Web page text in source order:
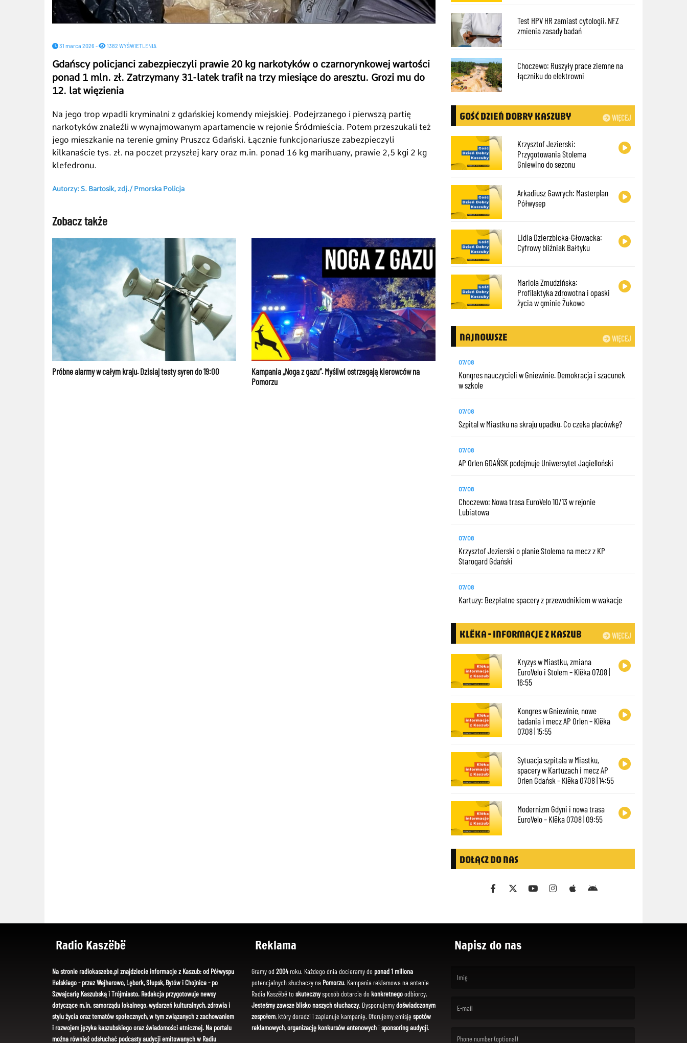
31 marca 2026 - 1382 WYŚWIETLENIA
Gdańscy policjanci zabezpieczyli prawie 20 kg narkotyków o czarnorynkowej wartości
ponad 1 mln. zł. Zatrzymany 31-latek trafił na trzy miesiące do aresztu. Grozi mu do
12. lat więzienia
Na jego trop wpadli kryminalni z gdańskiej komendy miejskiej. Podejrzanego i pierwszą partię
narkotyków znaleźli w wynajmowanym apartamencie w rejonie Śródmieścia. Potem przeszukali też
jego mieszkanie na terenie gminy Pruszcz Gdański. Łącznie funkcjonariusze zabezpieczyli
kilkanaście tys. zł. na poczet przyszłej kary oraz m.in. ponad 16 kg marihuany, prawie 2,5 kgi 2 kg
klefedronu.
Autorzy: S. Bartosik, zdj./ Pmorska Policja
Zobacz także
Próbne alarmy w całym kraju. Dzisiaj testy syren do 19:00
Kampania „Noga z gazu”. Myśliwi ostrzegają kierowców na
Pomorzu
Test HPV HR zamiast cytologii. NFZ
zmienia zasady badań
Choczewo: Ruszyły prace ziemne na
łączniku do elektrowni
WIĘCEJ
GOŚĆ DZIEŃ DOBRY KASZUBY
Krzysztof Jezierski:
Przygotowania Stolema
Gniewino do sezonu
Arkadiusz Gawrych: Masterplan
Półwysep
Lidia Dzierzbicka-Głowacka:
Cyfrowy bliźniak Bałtyku
Mariola Zmudzińska:
Profilaktyka zdrowotna i opaski
życia w gminie Żukowo
WIĘCEJ
NAJNOWSZE
07/08
Kongres nauczycieli w Gniewinie. Demokracja i szacunek
w szkole
07/08
Szpital w Miastku na skraju upadku. Co czeka placówkę?
07/08
AP Orlen GDAŃSK podejmuje Uniwersytet Jagielloński
07/08
Choczewo: Nowa trasa EuroVelo 10/13 w rejonie
Lubiatowa
07/08
Krzysztof Jezierski o planie Stolema na mecz z KP
Starogard Gdański
07/08
Kartuzy: Bezpłatne spacery z przewodnikiem w wakacje
WIĘCEJ
KLËKA - INFORMACJE Z KASZUB
Kryzys w Miastku, zmiana
EuroVelo i Stolem – Klëka 07.08 |
16:55
Kongres w Gniewinie, nowe
badania i mecz AP Orlen – Klëka
07.08 | 15:55
Sytuacja szpitala w Miastku,
spacery w Kartuzach i mecz AP
Orlen Gdańsk – Klëka 07.08 | 14:55
Modernizm Gdyni i nowa trasa
EuroVelo – Klëka 07.08 | 09:55
DOŁĄCZ DO NAS
Radio Kaszëbë
Na stronie radiokaszebe.pl znajdziecie informacje z Kaszub: od Półwyspu
Helskiego - przez Wejherowo, Lębork, Słupsk, Bytów i Chojnice - po
Szwajcarię Kaszubską i Trójmiasto. Redakcja przygotowuje newsy
dotyczące m.in. samorządu lokalnego, wydarzeń kulturalnych, zdrowia i
stylu życia oraz tematów społecznych, w tym związanych z zachowaniem
i rozwojem języka kaszubskiego oraz świadomości etnicznej. Na portalu
można również odsłuchać podcasty audycji emitowanych w Radiu
Reklama
Gramy od 2004roku. Każdego dnia docieramy do ponad 1 miliona
potencjalnych słuchaczy na Pomorzu. Kampania reklamowa na antenie
Radia Kaszëbë toskutecznysposób dotarcia dokonkretnegoodbiorcy.
Jesteśmy zawsze blisko naszych słuchaczy. Dysponujemydoświadczonym
zespołem, który doradzi i zaplanuje kampanię. Oferujemy emisję spotów
reklamowych,organizację konkursów antenowychi sponsoring audycji.
Napisz do nas